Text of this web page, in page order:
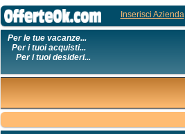
Inserisci Azienda
Per le tue vacanze...
Per i tuoi acquisti...
Per i tuoi desideri...